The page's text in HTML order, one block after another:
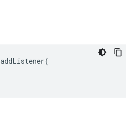
addListener(